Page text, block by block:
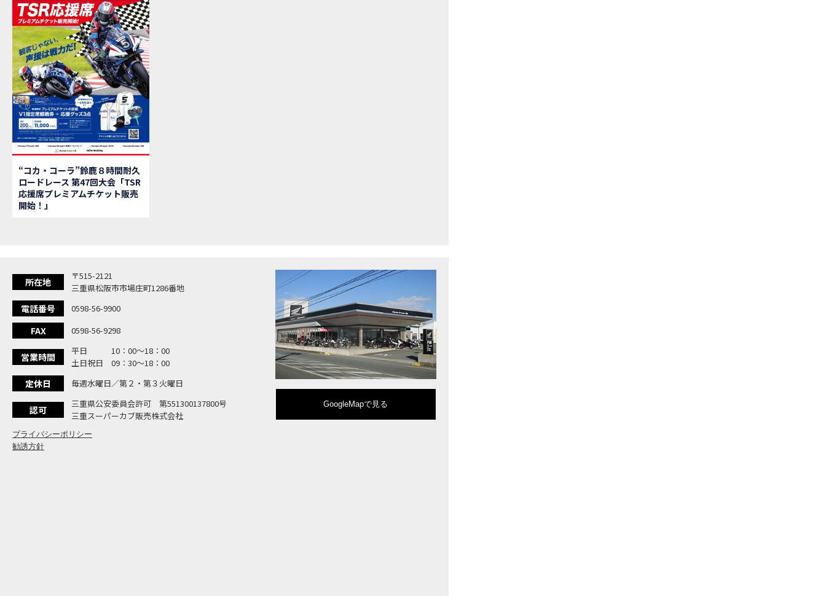
「CB1000R」のヘッドライト等の外観デザインやカラーリングの変更など熟成を図り発売！
「NC750X」大型スポーツモデル NC750X をフルモデルチェンジし発売！
「CB1300 SUPER FOUR」「CB1300 SUPER BOL D’OR」ならびに「CB1300 SUPER FOUR SP」「CB1300 SUPER BOL D’OR SP」に先進の電子制御デバイスを採用し発売！
大型クルーザーモデル「Rebel 1100」を新発売!!
よりスポーティーなイメージを強化『CBR650R』を発表!
Neo Sports Caféシリーズのミドルクラスモデル『CB650R』を発表！
フルモデルチェンジした 新型「PCX」「PCX160」「PCX e:HEV」を発表!
国内販売を予定するグローバルモデルがHondaバイクWebサイトで公開されました！
「CRF250L」「CRF250 RALLY」をフルモデルチェンジし発表！
“コカ・コーラ”鈴鹿８時間耐久
ロードレース 第47回大会「TSR
応援席プレミアムチケット販売
開始！」
所在地
〒515-2121
三重県松阪市市場庄町1286番地
電話番号 0598-56-9900
FAX 0598-56-9298
営業時間
平日 10：00〜18：00
土日祝日 09：30〜18：00
定休日 毎週水曜日／第２・第３火曜日
認可
三重県公安委員会許可 第551300137800号
三重スーパーカブ販売株式会社
プライバシーポリシー
勧誘方針
GoogleMapで見る